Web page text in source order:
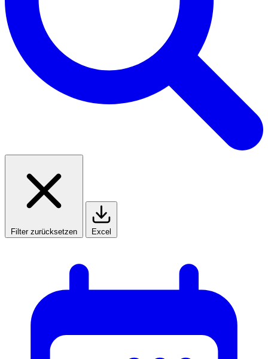
Filter zurücksetzen Excel